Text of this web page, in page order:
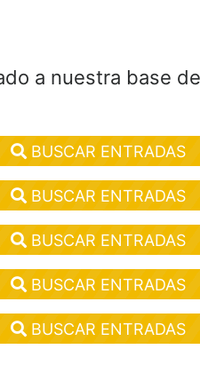
a nuestra base
BUSCAR ENTRADAS
BUSCAR ENTRADAS
BUSCAR ENTRADAS
BUSCAR ENTRADAS
BUSCAR ENTRADAS